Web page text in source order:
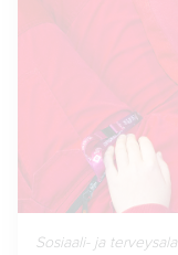
Sosiaali- ja terveysala